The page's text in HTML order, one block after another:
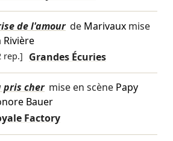
de l'amour de Marivauxmise
Rivière
rep.] Grandes Écuries
pris cher mise en scène Papy
Bauer
Factory